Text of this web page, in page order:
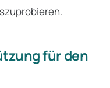
für den